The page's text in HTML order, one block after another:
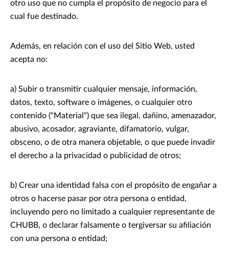
otro uso que no cumpla el propósito de negocio para el
cual fue destinado.
Además, en relación con el uso del Sitio Web, usted
acepta no:
a) Subir o transmitir cualquier mensaje, información,
datos, texto, software o imágenes, o cualquier otro
contenido ("Material") que sea ilegal, dañino, amenazador,
abusivo, acosador, agraviante, difamatorio, vulgar,
obsceno, o de otra manera objetable, o que puede invadir
el derecho a la privacidad o publicidad de otros;
b) Crear una identidad falsa con el propósito de engañar a
otros o hacerse pasar por otra persona o entidad,
incluyendo pero no limitado a cualquier representante de
CHUBB, o declarar falsamente o tergiversar su afiliación
con una persona o entidad;